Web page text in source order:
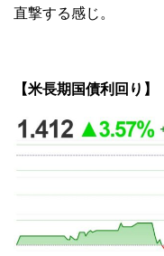
直撃する感じ。
【米長期国債利回り】